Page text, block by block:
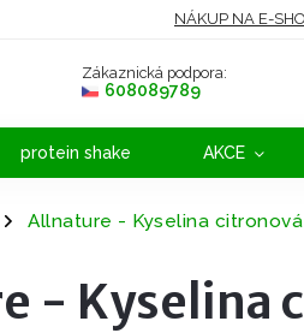
NÁKUP NA E-
Zákaznická podpora:
608089789
protein shake AKCE
/ Allnature - Kyselina
- Kyselina